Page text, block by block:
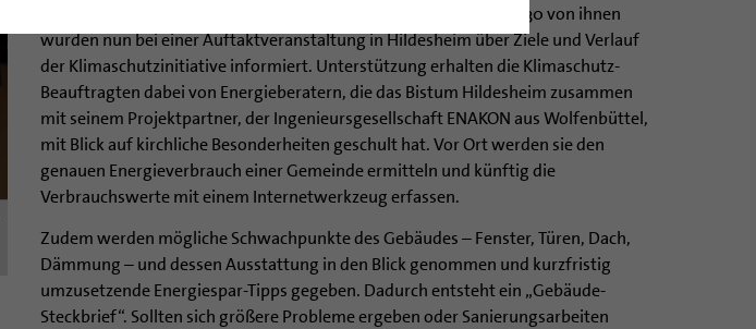
Beauftragte in den Gemeinden auseinandersetzen müssen. Über 30 von ihnen
wurden nun bei einer Auftaktveranstaltung in Hildesheim über Ziele und Verlauf
der Klimaschutzinitiative informiert. Unterstützung erhalten die Klimaschutz-
Beauftragten dabei von Energieberatern, die das Bistum Hildesheim zusammen
mit seinem Projektpartner, der Ingenieursgesellschaft ENAKON aus Wolfenbüttel,
mit Blick auf kirchliche Besonderheiten geschult hat. Vor Ort werden sie den
genauen Energieverbrauch einer Gemeinde ermitteln und künftig die
Verbrauchswerte mit einem Internetwerkzeug erfassen.
Zudem werden mögliche Schwachpunkte des Gebäudes – Fenster, Türen, Dach,
Dämmung – und dessen Ausstattung in den Blick genommen und kurzfristig
umzusetzende Energiespar-Tipps gegeben. Dadurch entsteht ein „Gebäude-
Steckbrief“. Sollten sich größere Probleme ergeben oder Sanierungsarbeiten